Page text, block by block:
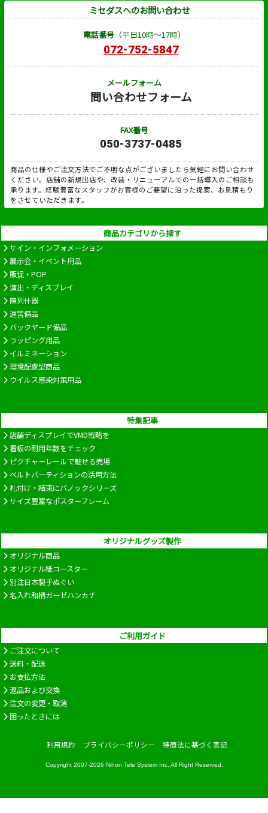
ミセダスへのお問い合わせ
電話番号（平日10時～17時）
072-752-5847
メールフォーム
問い合わせフォーム
FAX番号
050-3737-0485
商品の仕様やご注文方法でご不明な点がございましたら気軽にお問い合わせ
ください。店舗の新規出店や、改装・リニューアルでの一括導入のご相談も
承ります。経験豊富なスタッフがお客様のご要望に沿った提案、お見積もり
をさせていただきます。
商品カテゴリから探す
サイン・インフォメーション
展示会・イベント用品
販促・POP
演出・ディスプレイ
陳列什器
運営備品
バックヤード備品
ラッピング用品
イルミネーション
環境配慮型商品
ウイルス感染対策用品
特集記事
店舗ディスプレイでVMD戦略を
看板の耐用年数をチェック
ピクチャーレールで魅せる売場
ベルトパーティションの活用方法
札付け・結束にバノックシリーズ
サイズ豊富なポスターフレーム
オリジナルグッズ製作
オリジナル商品
オリジナル紙コースター
別注日本製手ぬぐい
名入れ和柄ガーゼハンカチ
ご利用ガイド
ご注文について
送料・配送
お支払方法
返品および交換
注文の変更・取消
困ったときには
利用規約 プライバシーポリシー 特商法に基づく表記
Copyright 2007-2026 Nihon Tele System Inc. All Right Reserved.